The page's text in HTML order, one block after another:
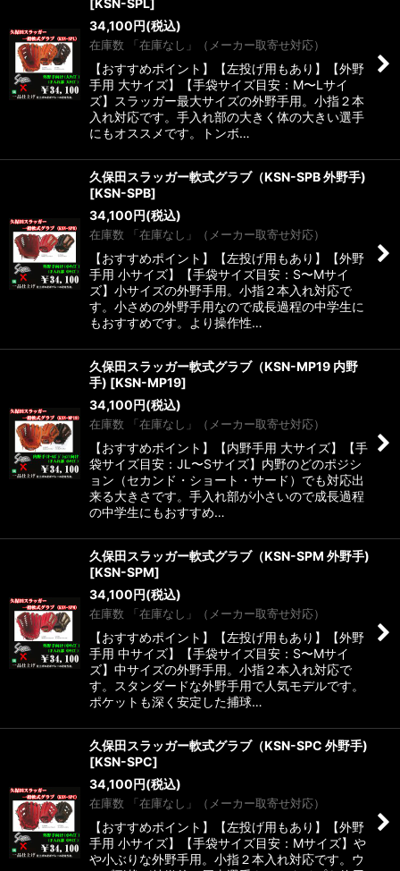
34,100円(税込)
在庫数 「在庫なし」（メーカー取寄せ対応）
【おすすめポイント】【左投げ用もあり】【外野
手用 大サイズ】【手袋サイズ目安：M〜Lサイ
ズ】スラッガー最大サイズの外野手用。小指２本
入れ対応です。手入れ部の大きく体の大きい選手
にもオススメです。トンボ…
久保田スラッガー軟式グラブ（KSN-SPB 外野手)
[KSN-SPB]
34,100円(税込)
在庫数 「在庫なし」（メーカー取寄せ対応）
【おすすめポイント】【左投げ用もあり】【外野
手用 小サイズ】【手袋サイズ目安：S〜Mサイ
ズ】小サイズの外野手用。小指２本入れ対応で
す。小さめの外野手用なので成長過程の中学生に
もおすすめです。より操作性…
久保田スラッガー軟式グラブ（KSN-MP19 内野
手) [KSN-MP19]
34,100円(税込)
在庫数 「在庫なし」（メーカー取寄せ対応）
【おすすめポイント】【内野手用 大サイズ】【手
袋サイズ目安：JL〜Sサイズ】内野のどのポジシ
ョン（セカンド・ショート・サード）でも対応出
来る大きさです。手入れ部が小さいので成長過程
の中学生にもおすすめ…
久保田スラッガー軟式グラブ（KSN-SPM 外野手)
[KSN-SPM]
34,100円(税込)
在庫数 「在庫なし」（メーカー取寄せ対応）
【おすすめポイント】【左投げ用もあり】【外野
手用 中サイズ】【手袋サイズ目安：S〜Mサイ
ズ】中サイズの外野手用。小指２本入れ対応で
す。スタンダードな外野手用で人気モデルです。
ポケットも深く安定した捕球…
久保田スラッガー軟式グラブ（KSN-SPC 外野手)
[KSN-SPC]
34,100円(税込)
在庫数 「在庫なし」（メーカー取寄せ対応）
【おすすめポイント】【左投げ用もあり】【外野
手用 小サイズ】【手袋サイズ目安：Mサイズ】や
や小ぶりな外野手用。小指２本入れ対応です。ウ